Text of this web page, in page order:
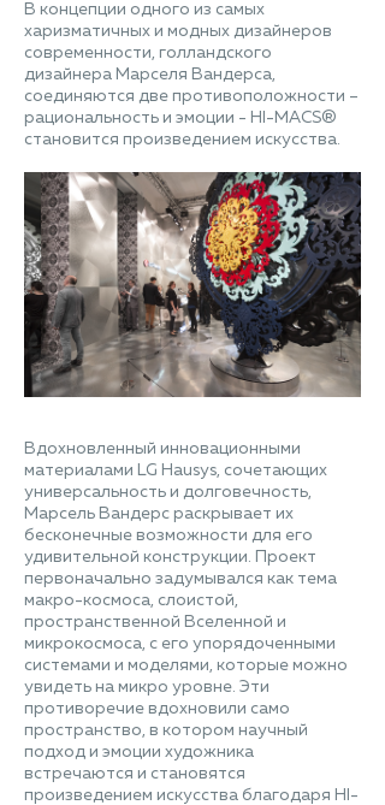
В концепции одного из самых
харизматичных и модных дизайнеров
современности, голландского
дизайнера Марселя Вандерса,
соединяются две противоположности –
рациональность и эмоции - HI-MACS®
становится произведением искусства.
Вдохновленный инновационными
материалами LG Hausys, сочетающих
универсальность и долговечность,
Марсель Вандерс раскрывает их
бесконечные возможности для его
удивительной конструкции. Проект
первоначально задумывался как тема
макро-космоса, слоистой,
пространственной Вселенной и
микрокосмоса, с его упорядоченными
системами и моделями, которые можно
увидеть на микро уровне. Эти
противоречие вдохновили само
пространство, в котором научный
подход и эмоции художника
встречаются и становятся
произведением искусства благодаря HI-